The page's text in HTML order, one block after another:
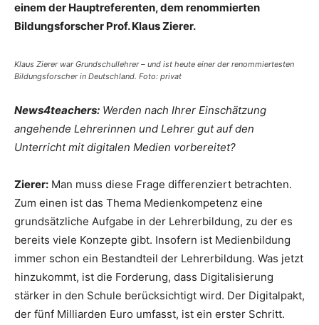
einem der Hauptreferenten, dem renommierten
Bildungsforscher Prof. Klaus Zierer.
Klaus Zierer war Grundschullehrer – und ist heute einer der renommiertesten
Bildungsforscher in Deutschland. Foto: privat
News4teachers: Werden nach Ihrer Einschätzung
angehende Lehrerinnen und Lehrer gut auf den
Unterricht mit digitalen Medien vorbereitet?
Zierer: Man muss diese Frage differenziert betrachten.
Zum einen ist das Thema Medienkompetenz eine
grundsätzliche Aufgabe in der Lehrerbildung, zu der es
bereits viele Konzepte gibt. Insofern ist Medienbildung
immer schon ein Bestandteil der Lehrerbildung. Was jetzt
hinzukommt, ist die Forderung, dass Digitalisierung
stärker in den Schule berücksichtigt wird. Der Digitalpakt,
der fünf Milliarden Euro umfasst, ist ein erster Schritt.